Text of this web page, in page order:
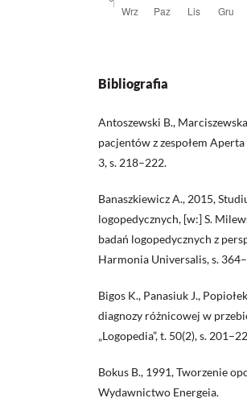
Bibliografia
Antoszewski B.,
pacjentów z zespołem
3, s. 218–222.
Banaszkiewicz A., 2015,
logopedycznych, [w:] S.
badań logopedycznych z
Harmonia Universalis, s.
Bigos K., Panasiuk J.,
diagnozy różnicowej w
„Logopedia”, t. 50(2), s.
Bokus B., 1991, Tworzenie
Wydawnictwo Energeia.